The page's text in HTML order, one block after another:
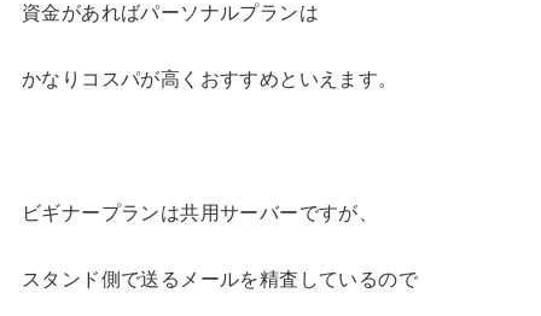
資金があればパーソナルプランは
かなりコスパが高くおすすめといえます。
ビギナープランは共用サーバーですが、
スタンド側で送るメールを精査しているので